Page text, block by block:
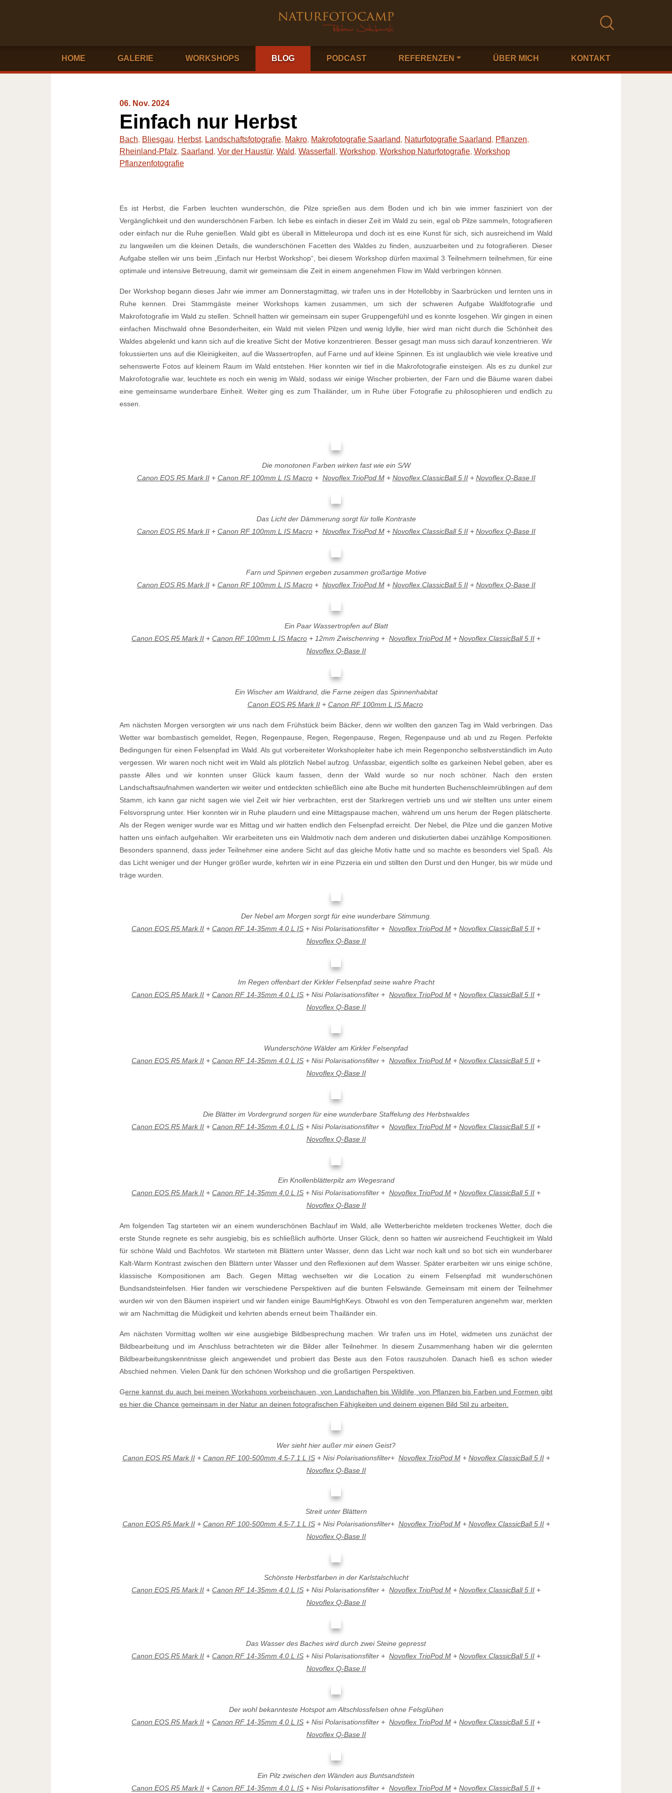
HOME GALERIE WORKSHOPS BLOG PODCAST REFERENZEN ÜBER MICH KONTAKT
06. Nov. 2024
Einfach nur Herbst
Bach, Bliesgau, Herbst, Landschaftsfotografie, Makro, Makrofotografie Saarland, Naturfotografie Saarland, Pflanzen,
Rheinland-Pfalz, Saarland, Vor der Haustür, Wald, Wasserfall , Workshop, Workshop Naturfotografie, Workshop
Pflanzenfotografie
Es ist Herbst, die Farben leuchten wunderschön, die Pilze sprießen aus dem Boden und ich bin wie immer fasziniert von der
Vergänglichkeit und den wunderschönen Farben. Ich liebe es einfach in dieser Zeit im Wald zu sein, egal ob Pilze sammeln, fotografieren
oder einfach nur die Ruhe genießen. Wald gibt es überall in Mitteleuropa und doch ist es eine Kunst für sich, sich ausreichend im Wald
zu langweilen um die kleinen Details, die wunderschönen Facetten des Waldes zu finden, auszuarbeiten und zu fotografieren. Dieser
Aufgabe stellen wir uns beim „Einfach nur Herbst Workshop“, bei diesem Workshop dürfen maximal 3 Teilnehmern teilnehmen, für eine
optimale und intensive Betreuung, damit wir gemeinsam die Zeit in einem angenehmen Flow im Wald verbringen können.
Der Workshop begann dieses Jahr wie immer am Donnerstagmittag, wir trafen uns in der Hotellobby in Saarbrücken und lernten uns in
Ruhe kennen. Drei Stammgäste meiner Workshops kamen zusammen, um sich der schweren Aufgabe Waldfotografie und
Makrofotografie im Wald zu stellen. Schnell hatten wir gemeinsam ein super Gruppengefühl und es konnte losgehen. Wir gingen in einen
einfachen Mischwald ohne Besonderheiten, ein Wald mit vielen Pilzen und wenig Idylle, hier wird man nicht durch die Schönheit des
Waldes abgelenkt und kann sich auf die kreative Sicht der Motive konzentrieren. Besser gesagt man muss sich darauf konzentrieren. Wir
fokussierten uns auf die Kleinigkeiten, auf die Wassertropfen, auf Farne und auf kleine Spinnen. Es ist unglaublich wie viele kreative und
sehenswerte Fotos auf kleinem Raum im Wald entstehen. Hier konnten wir tief in die Makrofotografie einsteigen. Als es zu dunkel zur
Makrofotografie war, leuchtete es noch ein wenig im Wald, sodass wir einige Wischer probierten, der Farn und die Bäume waren dabei
eine gemeinsame wunderbare Einheit. Weiter ging es zum Thailänder, um in Ruhe über Fotografie zu philosophieren und endlich zu
essen.
Die monotonen Farben wirken fast wie ein S/W
Canon EOS R5 Mark II+ Canon RF 100mm L IS Macro+ Novoflex TrioPod M+ Novoflex ClassicBall 5 II+ Novoflex Q-Base II
Das Licht der Dämmerung sorgt für tolle Kontraste
Canon EOS R5 Mark II+ Canon RF 100mm L IS Macro+ Novoflex TrioPod M+ Novoflex ClassicBall 5 II+ Novoflex Q-Base II
Farn und Spinnen ergeben zusammen großartige Motive
Canon EOS R5 Mark II+ Canon RF 100mm L IS Macro+ Novoflex TrioPod M+ Novoflex ClassicBall 5 II+ Novoflex Q-Base II
Ein Paar Wassertropfen auf Blatt
Canon EOS R5 Mark II + Canon RF 100mm L IS Macro + 12mm Zwischenring + Novoflex TrioPod M + Novoflex ClassicBall 5 II +
Novoflex Q-Base II
Ein Wischer am Waldrand, die Farne zeigen das Spinnenhabitat
Canon EOS R5 Mark II+ Canon RF 100mm L IS Macro
Am nächsten Morgen versorgten wir uns nach dem Frühstück beim Bäcker, denn wir wollten den ganzen Tag im Wald verbringen. Das
Wetter war bombastisch gemeldet, Regen, Regenpause, Regen, Regenpause, Regen, Regenpause und ab und zu Regen. Perfekte
Bedingungen für einen Felsenpfad im Wald. Als gut vorbereiteter Workshopleiter habe ich mein Regenponcho selbstverständlich im Auto
vergessen. Wir waren noch nicht weit im Wald als plötzlich Nebel aufzog. Unfassbar, eigentlich sollte es garkeinen Nebel geben, aber es
passte Alles und wir konnten unser Glück kaum fassen, denn der Wald wurde so nur noch schöner. Nach den ersten
Landschaftsaufnahmen wanderten wir weiter und entdeckten schließlich eine alte Buche mit hunderten Buchenschleimrüblingen auf dem
Stamm, ich kann gar nicht sagen wie viel Zeit wir hier verbrachten, erst der Starkregen vertrieb uns und wir stellten uns unter einem
Felsvorsprung unter. Hier konnten wir in Ruhe plaudern und eine Mittagspause machen, während um uns herum der Regen plätscherte.
Als der Regen weniger wurde war es Mittag und wir hatten endlich den Felsenpfad erreicht. Der Nebel, die Pilze und die ganzen Motive
hatten uns einfach aufgehalten. Wir erarbeiteten uns ein Waldmotiv nach dem anderen und diskutierten dabei unzählige Kompositionen.
Besonders spannend, dass jeder Teilnehmer eine andere Sicht auf das gleiche Motiv hatte und so machte es besonders viel Spaß. Als
das Licht weniger und der Hunger größer wurde, kehrten wir in eine Pizzeria ein und stillten den Durst und den Hunger, bis wir müde und
träge wurden.
Der Nebel am Morgen sorgt für eine wunderbare Stimmung.
Canon EOS R5 Mark II + Canon RF 14-35mm 4.0 L IS + Nisi Polarisationsfilter + Novoflex TrioPod M + Novoflex ClassicBall 5 II +
Novoflex Q-Base II
Im Regen offenbart der Kirkler Felsenpfad seine wahre Pracht
Canon EOS R5 Mark II + Canon RF 14-35mm 4.0 L IS + Nisi Polarisationsfilter + Novoflex TrioPod M + Novoflex ClassicBall 5 II +
Novoflex Q-Base II
Wunderschöne Wälder am Kirkler Felsenpfad
Canon EOS R5 Mark II + Canon RF 14-35mm 4.0 L IS + Nisi Polarisationsfilter + Novoflex TrioPod M + Novoflex ClassicBall 5 II +
Novoflex Q-Base II
Die Blätter im Vordergrund sorgen für eine wunderbare Staffelung des Herbstwaldes
Canon EOS R5 Mark II + Canon RF 14-35mm 4.0 L IS + Nisi Polarisationsfilter + Novoflex TrioPod M + Novoflex ClassicBall 5 II +
Novoflex Q-Base II
Ein Knollenblätterpilz am Wegesrand
Canon EOS R5 Mark II + Canon RF 14-35mm 4.0 L IS + Nisi Polarisationsfilter + Novoflex TrioPod M + Novoflex ClassicBall 5 II +
Novoflex Q-Base II
Am folgenden Tag starteten wir an einem wunderschönen Bachlauf im Wald, alle Wetterberichte meldeten trockenes Wetter, doch die
erste Stunde regnete es sehr ausgiebig, bis es schließlich aufhörte. Unser Glück, denn so hatten wir ausreichend Feuchtigkeit im Wald
für schöne Wald und Bachfotos. Wir starteten mit Blättern unter Wasser, denn das Licht war noch kalt und so bot sich ein wunderbarer
Kalt-Warm Kontrast zwischen den Blättern unter Wasser und den Reflexionen auf dem Wasser. Später erarbeiten wir uns einige schöne,
klassische Kompositionen am Bach. Gegen Mittag wechselten wir die Location zu einem Felsenpfad mit wunderschönen
Bundsandsteinfelsen. Hier fanden wir verschiedene Perspektiven auf die bunten Felswände. Gemeinsam mit einem der Teilnehmer
wurden wir von den Bäumen inspiriert und wir fanden einige BaumHighKeys. Obwohl es von den Temperaturen angenehm war, merkten
wir am Nachmittag die Müdigkeit und kehrten abends erneut beim Thailänder ein.
Am nächsten Vormittag wollten wir eine ausgiebige Bildbesprechung machen. Wir trafen uns im Hotel, widmeten uns zunächst der
Bildbearbeitung und im Anschluss betrachteten wir die Bilder aller Teilnehmer. In diesem Zusammenhang haben wir die gelernten
Bildbearbeitungskenntnisse gleich angewendet und probiert das Beste aus den Fotos rauszuholen. Danach hieß es schon wieder
Abschied nehmen. Vielen Dank für den schönen Workshop und die großartigen Perspektiven.
Gerne kannst du auch bei meinen Workshops vorbeischauen, von Landschaften bis Wildlife, von Pflanzen bis Farben und Formen gibt
es hier die Chance gemeinsam in der Natur an deinen fotografischen Fähigkeiten und deinem eigenen Bild Stil zu arbeiten.
Wer sieht hier außer mir einen Geist?
Canon EOS R5 Mark II+ Canon RF 100-500mm 4.5-7.1 L IS+ Nisi Polarisationsfilter+ Novoflex TrioPod M+ Novoflex ClassicBall 5 II+
Novoflex Q-Base II
Streit unter Blättern
Canon EOS R5 Mark II+ Canon RF 100-500mm 4.5-7.1 L IS+ Nisi Polarisationsfilter+ Novoflex TrioPod M+ Novoflex ClassicBall 5 II+
Novoflex Q-Base II
Schönste Herbstfarben in der Karlstalschlucht
Canon EOS R5 Mark II + Canon RF 14-35mm 4.0 L IS + Nisi Polarisationsfilter + Novoflex TrioPod M + Novoflex ClassicBall 5 II +
Novoflex Q-Base II
Das Wasser des Baches wird durch zwei Steine gepresst
Canon EOS R5 Mark II + Canon RF 14-35mm 4.0 L IS + Nisi Polarisationsfilter + Novoflex TrioPod M + Novoflex ClassicBall 5 II +
Novoflex Q-Base II
Der wohl bekannteste Hotspot am Altschlossfelsen ohne Felsglühen
Canon EOS R5 Mark II + Canon RF 14-35mm 4.0 L IS + Nisi Polarisationsfilter + Novoflex TrioPod M + Novoflex ClassicBall 5 II +
Novoflex Q-Base II
Ein Pilz zwischen den Wänden aus Buntsandstein
Canon EOS R5 Mark II + Canon RF 14-35mm 4.0 L IS + Nisi Polarisationsfilter + Novoflex TrioPod M + Novoflex ClassicBall 5 II +